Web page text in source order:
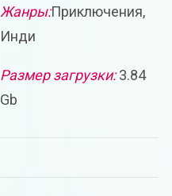
Жанры:Приключения,
Инди
Размер загрузки:3.84
Gb